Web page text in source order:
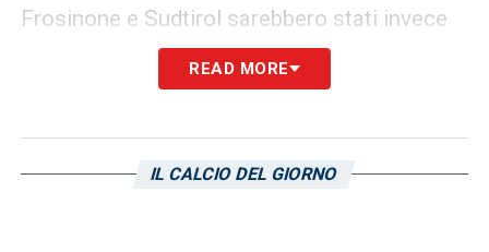
Frosinone e Sudtirol sarebbero stati invece
16.780. La medaglia di bronzo va allo Stadio
Braglia di Modena; i locali, contro la SPAL,
allo Stadio Tardini da 10.776 paganti.
READ MORE
IL CALCIO DEL GIORNO